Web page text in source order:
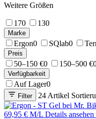
Weitere Größen
170 130
Marke
Ergon0 SQlab0
Preis
50–150 €0 150–500 €
Verfügbarkeit
Auf Lager0
Filter 24 Artikel
69,95 € M/L Details